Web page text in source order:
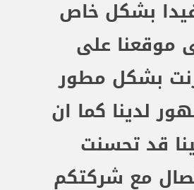
بشكل خاص
موقعنا على
بشكل مطور
لدينا كما ان
قد تحسنت
مع شركتكم